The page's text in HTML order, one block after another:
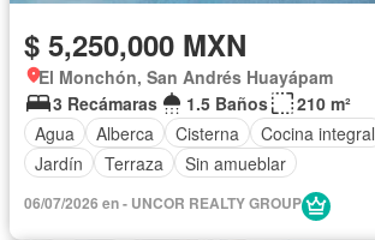
$ 5,250,000 MXN
El Monchón, San Andrés Huayápam
3 Recámaras
1.5 Baños
210 m²
Agua
Alberca Cisterna Cocina integral
Jardín
Terraza Sin amueblar
06/07/2026 en - UNCOR REALTY GROUP